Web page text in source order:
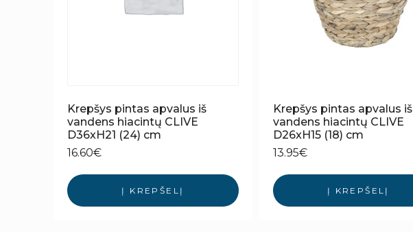
Krepšys pintas apvalus iš
vandens hiacintų CLIVE
D36xH21 (24) cm
16.60€
Į KREPŠELĮ
Krepšys pintas apvalus iš
vandens hiacintų CLIVE
D26xH15 (18) cm
13.95€
Į KREPŠELĮ